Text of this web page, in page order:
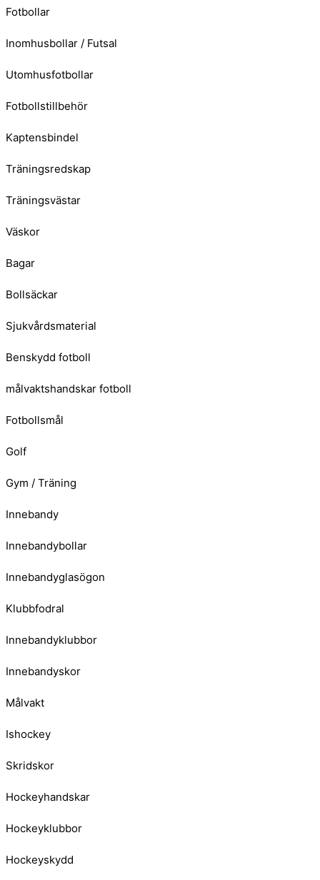
Fotbollar
Inomhusbollar / Futsal
Utomhusfotbollar
Fotbollstillbehör
Kaptensbindel
Träningsredskap
Träningsvästar
Väskor
Bagar
Bollsäckar
Sjukvårdsmaterial
Benskydd fotboll
målvaktshandskar fotboll
Fotbollsmål
Golf
Gym / Träning
Innebandy
Innebandybollar
Innebandyglasögon
Klubbfodral
Innebandyklubbor
Innebandyskor
Målvakt
Ishockey
Skridskor
Hockeyhandskar
Hockeyklubbor
Hockeyskydd